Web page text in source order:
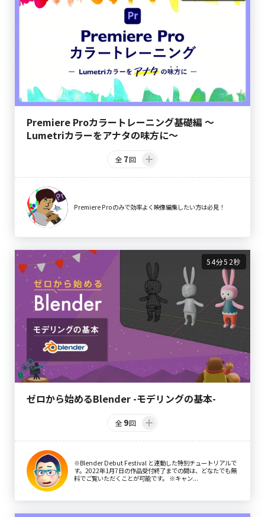
Premiere Proカラートレーニング基礎編 〜
Lumetriカラーをアナタの味方に〜
全 7回
Premiere Proのみで効率よく映像編集したい方は必見！
54分52秒
ゼロから始めるBlender -モデリングの基本-
全 9回
※Blender Debut Festival と連動した特別チュートリアルで
す。2022年1月7日の作品受付終了までの間は、どなたでも無
料でご覧いただくことが可能です。 ※キャン...